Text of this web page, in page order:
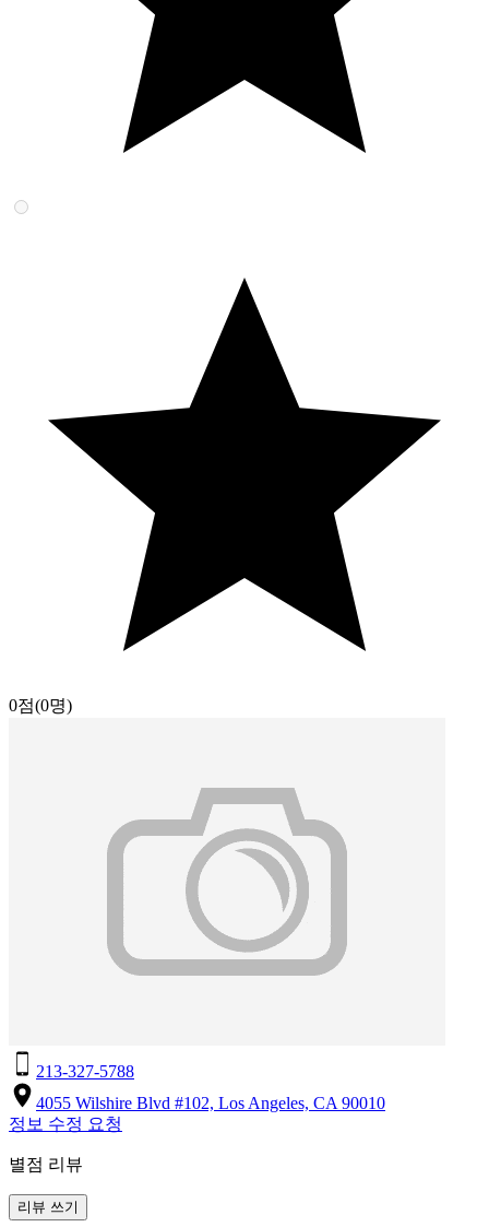
0점(0명)
213-327-5788
4055 Wilshire Blvd #102, Los Angeles, CA 90010
정보 수정 요청
별점 리뷰
리뷰 쓰기